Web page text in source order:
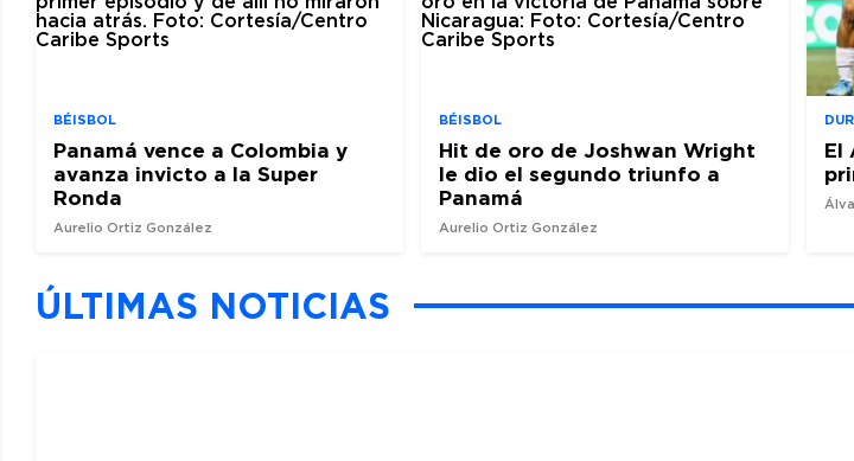
BÉISBOL
Panamá vence a Colombia y
avanza invicto a la Super
Ronda
Aurelio Ortiz González
BÉISBOL
Hit de oro de Joshwan Wright
le dio el segundo triunfo a
Panamá
Aurelio Ortiz González
El
ÚLTIMAS NOTICIAS